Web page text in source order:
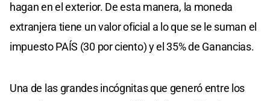
hagan en el exterior. De esta manera, la moneda
extranjera tiene un valor oficial a lo que se le suman el
impuesto PAÍS (30 por ciento) y el 35% de Ganancias.
Una de las grandes incógnitas que generó entre los